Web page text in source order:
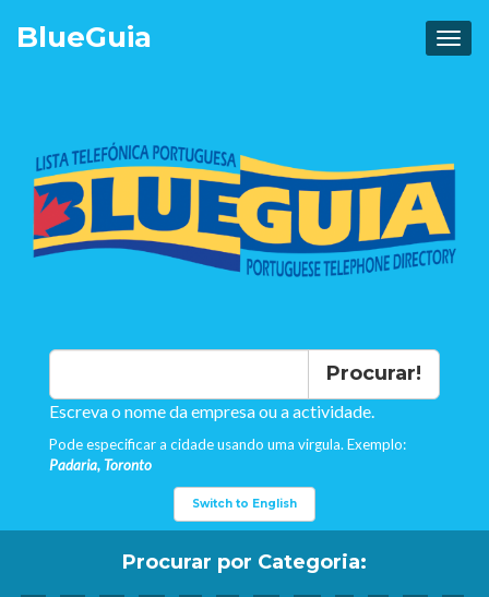
BlueGuia
Procurar!
Escreva o nome da empresa ou a actividade.
Pode especificar a cidade usando uma virgula. Exemplo:
Padaria, Toronto
Switch to English
Procurar por Categoria: